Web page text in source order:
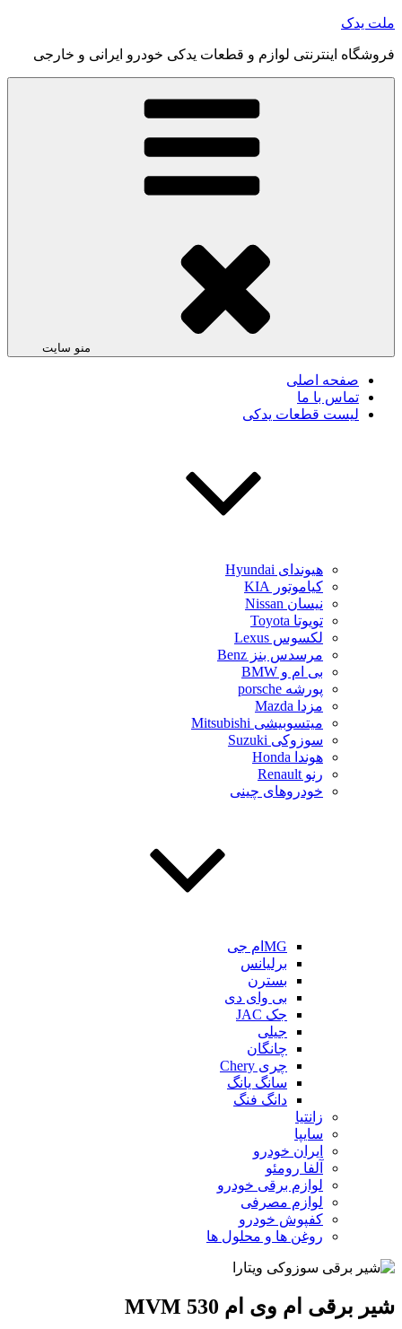
رفتن
محتوا
ملت یدک
فروشگاه اینترنتی لوازم و قطعات یدکی خودرو ایرانی و خارجی
منو سایت
صفحه اصلی
تماس با ما
لیست قطعات یدکی
هیوندای Hyundai
کیاموتور KIA
نیسان Nissan
تویوتا Toyota
لکسوس Lexus
مرسدس بنز Benz
بی ام و BMW
پورشه porsche
مزدا Mazda
میتسوبیشی Mitsubishi
سوزوکی Suzuki
هوندا Honda
رنو Renault
خودروهای چینی
MGام جی
برلیانس
بسترن
بی وای دی
جک JAC
جیلی
چانگان
چری Chery
سانگ یانگ
دانگ فنگ
زانتیا
سایپا
ایران خودرو
آلفا رومئو
لوازم برقی خودرو
لوازم مصرفی
کفپوش خودرو
روغن ها و محلول ها
شیر برقی ام وی ام 530 MVM